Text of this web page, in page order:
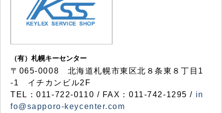
（有）札幌キーセンター
〒065-0008 北海道札幌市東区北８条東８丁目1
-1 イチカンビル2F
TEL：011-722-0110 / FAX：011-742-1295 / in
fo@sapporo-keycenter.com